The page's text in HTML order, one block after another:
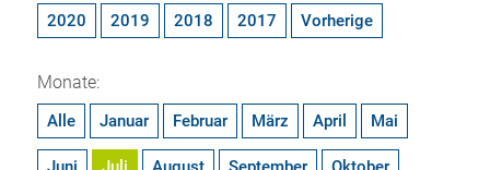
2020 2019 2018 2017 Vorherige
Monate:
Alle Januar Februar März April Mai